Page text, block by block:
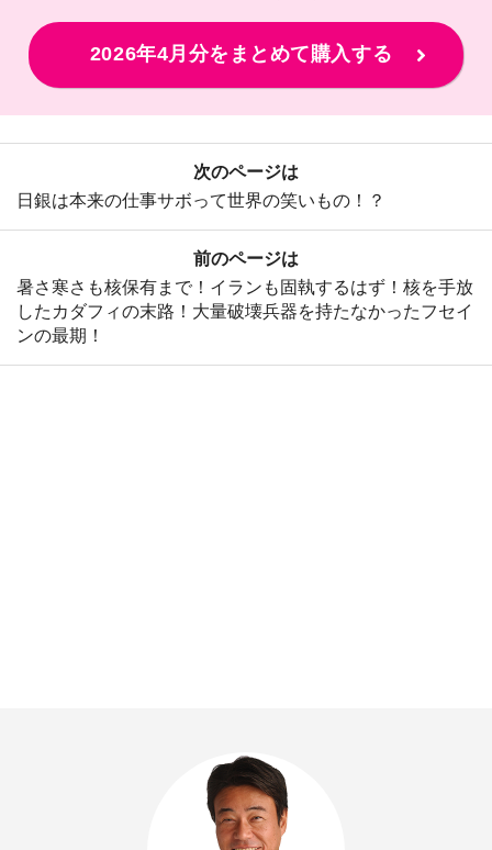
2026年4月分をまとめて購入する
前のページは
暑さ寒さも核保有まで！イランも固執するはず！核を手放
したカダフィの末路！大量破壊兵器を持たなかったフセイ
ンの最期！
次のページは
日銀は本来の仕事サボって世界の笑いもの！​​​​​​​​​​​​​​​​​​​​​​​​​​​​？